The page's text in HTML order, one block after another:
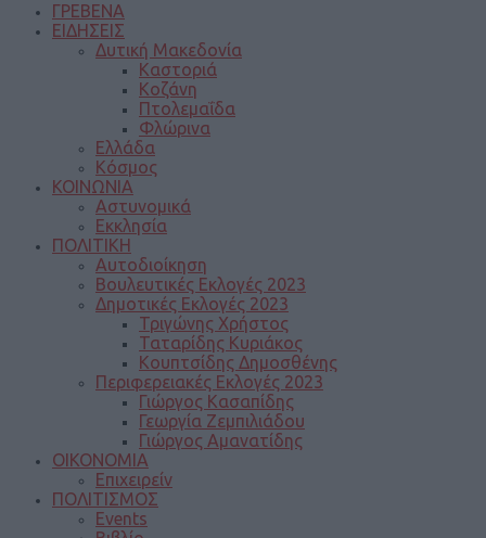
ΓΡΕΒΕΝΑ
ΕΙΔΗΣΕΙΣ
Δυτική Μακεδονία
Καστοριά
Κοζάνη
Πτολεμαΐδα
Φλώρινα
Ελλάδα
Κόσμος
ΚΟΙΝΩΝΙΑ
Αστυνομικά
Εκκλησία
ΠΟΛΙΤΙΚΗ
Αυτοδιοίκηση
Βουλευτικές Εκλογές 2023
Δημοτικές Εκλογές 2023
Τριγώνης Χρήστος
Ταταρίδης Κυριάκος
Κουπτσίδης Δημοσθένης
Περιφερειακές Εκλογές 2023
Γιώργος Κασαπίδης
Γεωργία Ζεμπιλιάδου
Γιώργος Αμανατίδης
ΟΙΚΟΝΟΜΙΑ
Επιχειρείν
ΠΟΛΙΤΙΣΜΟΣ
Events